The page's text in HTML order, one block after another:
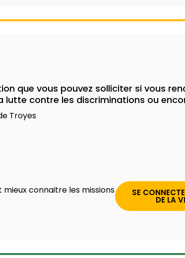
que vous pouvez solliciter si vous
lutte contre les discriminations ou
Troyes
connaitre les missions
SE
DE LA